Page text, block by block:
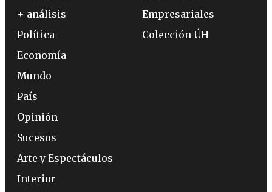
+ análisis
Política
Economía
Mundo
País
Opinión
Sucesos
Arte y Espectáculos
Interior
Empresariales
Colección ÚH